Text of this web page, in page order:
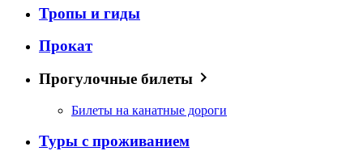
Тропы и гиды
Прокат
Прогулочные билеты
Билеты на канатные дороги
Туры с проживанием